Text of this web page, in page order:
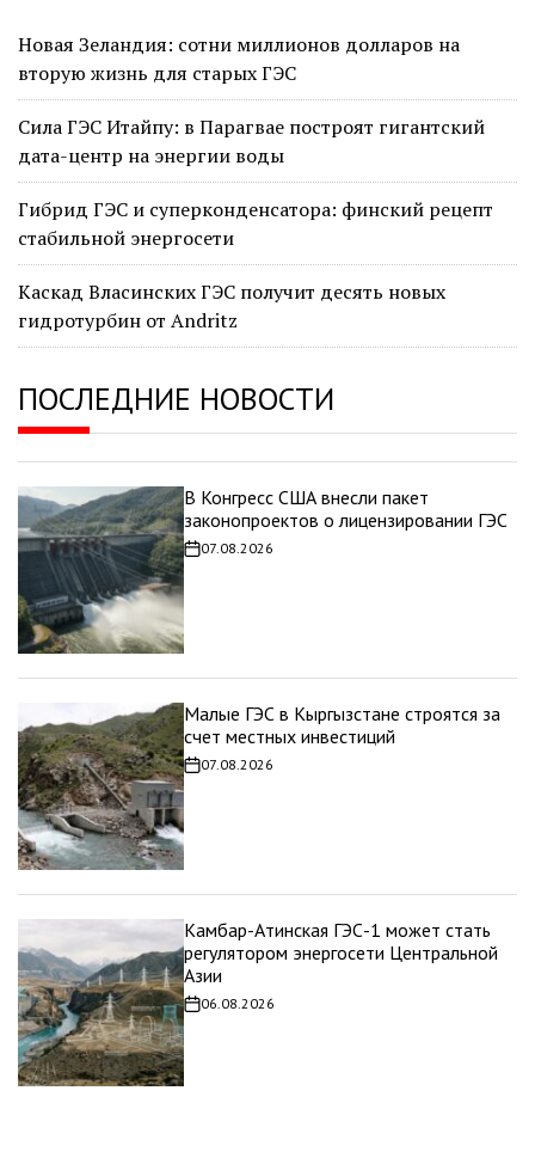
Новая Зеландия: сотни миллионов долларов на
вторую жизнь для старых ГЭС
Сила ГЭС Итайпу: в Парагвае построят гигантский
дата-центр на энергии воды
Гибрид ГЭС и суперконденсатора: финский рецепт
стабильной энергосети
Каскад Власинских ГЭС получит десять новых
гидротурбин от Andritz
ПОСЛЕДНИЕ НОВОСТИ
В Конгресс США внесли пакет
законопроектов о лицензировании ГЭС
Дата
записи
07.08.2026
Малые ГЭС в Кыргызстане строятся за
счет местных инвестиций
Дата
записи
07.08.2026
Камбар-Атинская ГЭС-1 может стать
регулятором энергосети Центральной
Азии
Дата
записи
06.08.2026